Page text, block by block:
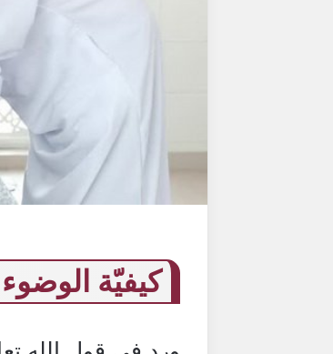
كيفيّة